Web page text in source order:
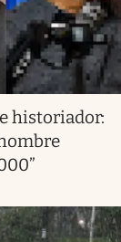
historiador: